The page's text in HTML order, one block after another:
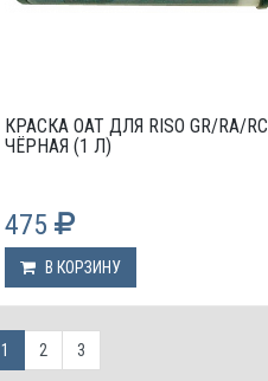
КРАСКА OAT ДЛЯ RISO GR/RA/RC
ЧЁРНАЯ (1 Л)
475
В КОРЗИНУ
1 2 3